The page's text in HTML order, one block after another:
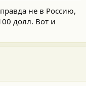
не в Россию,
долл. Вот и